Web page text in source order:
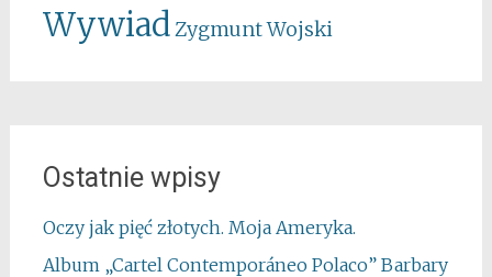
Wywiad Zygmunt Wojski
Ostatnie wpisy
Oczy jak pięć złotych. Moja Ameryka.
Album „Cartel Contemporáneo Polaco” Barbary